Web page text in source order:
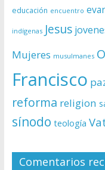
educación encuentro
indígenas Jesus
Mujeres musulmanes
Francisco
reforma religion
sínodo teología
Comentarios